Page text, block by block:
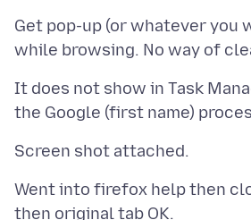
Get pop-up (or whatever you
It does not show in Task
Went into firefox help then